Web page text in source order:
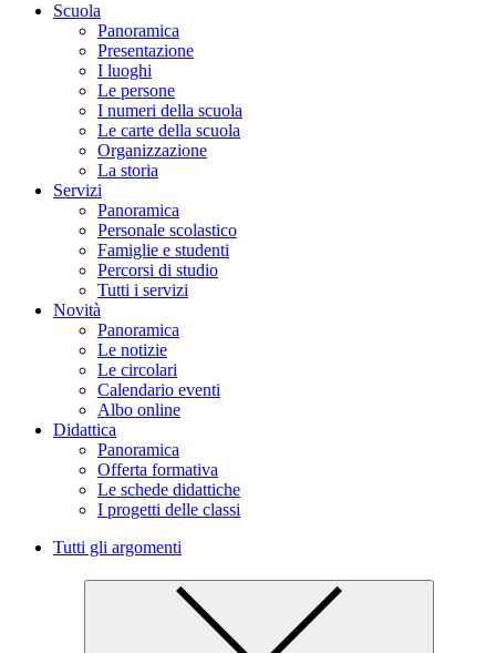
Scuola
Panoramica
Presentazione
I luoghi
Le persone
I numeri della scuola
Le carte della scuola
Organizzazione
La storia
Servizi
Panoramica
Personale scolastico
Famiglie e studenti
Percorsi di studio
Tutti i servizi
Novità
Panoramica
Le notizie
Le circolari
Calendario eventi
Albo online
Didattica
Panoramica
Offerta formativa
Le schede didattiche
I progetti delle classi
Tutti gli argomenti